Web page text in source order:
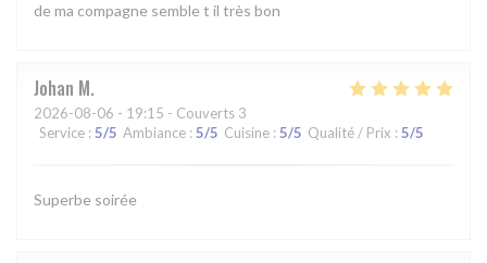
de ma compagne semble t il très bon
Johan M
2026-08-06 - 19:15 - Couverts 3
Service : 5/5 Ambiance : 5/5 Cuisine : 5/5 Qualité / Prix : 5/5
Superbe soirée